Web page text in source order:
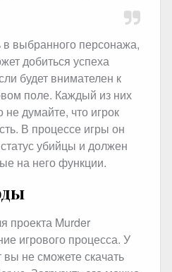
выбранного персонажа,
добиться успеха
будет внимателен к
поле. Каждый из них
думайте, что игрок
В процессе игры он
убийцы и должен
на него функции.
проекта Murder
игрового процесса. У
не сможете скачать